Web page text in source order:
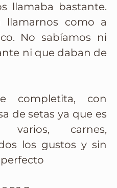
llamaba bastante.
llamarnos como a
No sabíamos ni
ni que daban de
completita, con
de setas ya que es
varios, carnes,
los gustos y sin